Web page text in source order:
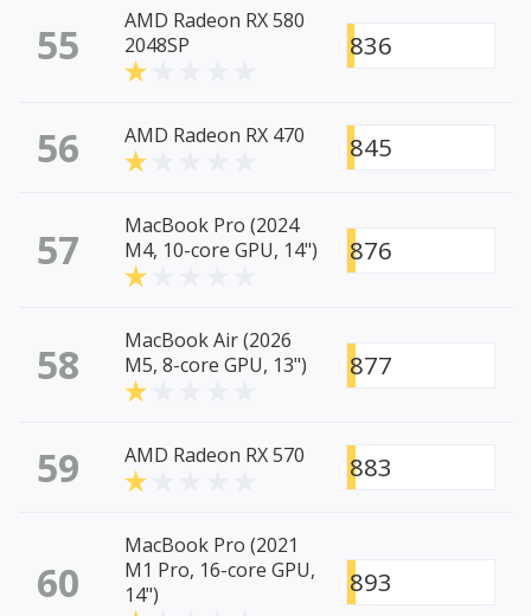
55
AMD Radeon RX 580
2048SP
836
56 AMD Radeon RX 470 845
57
MacBook Pro (2024
M4, 10-core GPU, 14")
876
58
MacBook Air (2026
M5, 8-core GPU, 13")
877
59 AMD Radeon RX 570 883
60
MacBook Pro (2021
M1 Pro, 16-core GPU,
14")
893